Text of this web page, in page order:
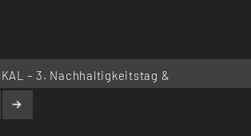
– 3. Nachhaltigkeitstag &
Symposium